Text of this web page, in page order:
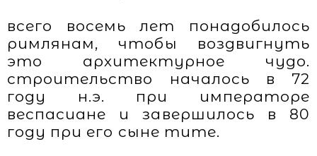
всего восемь лет понадобилось
римлянам, чтобы воздвигнуть
это архитектурное чудо.
строительство началось в 72
году н.э. при императоре
веспасиане и завершилось в 80
году при его сыне тите.